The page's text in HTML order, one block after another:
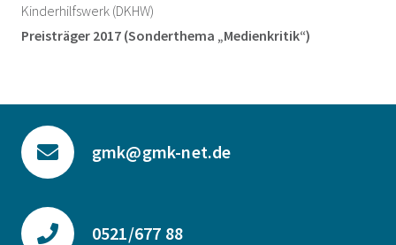
Kinderhilfswerk (DKHW)
Preisträger 2017 (Sonderthema „Medienkritik“)
gmk@gmk-net.de
0521/677 88